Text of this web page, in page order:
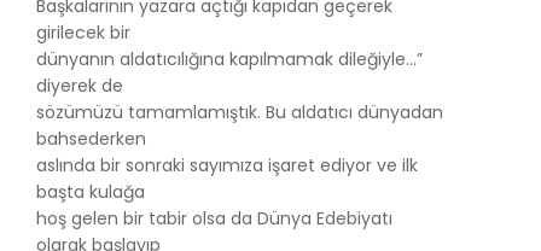
Başkalarının yazara açtığı kapıdan geçerek
girilecek bir
dünyanın aldatıcılığına kapılmamak dileğiyle...”
diyerek de
sözümüzü tamamlamıştık. Bu aldatıcı dünyadan
bahsederken
aslında bir sonraki sayımıza işaret ediyor ve ilk
başta kulağa
hoş gelen bir tabir olsa da Dünya Edebiyatı
olarak başlayıp